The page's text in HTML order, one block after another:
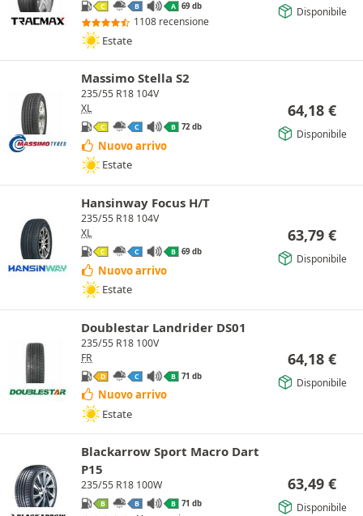
C B A 69 db
1108 recensione
Estate
Disponibile
Massimo Stella S2
235/55 R18 104V
XL
C C B 72 db
Nuovo arrivo
Estate
64,18 €
Disponibile
Hansinway Focus H/T
235/55 R18 104V
XL
C C B 69 db
Nuovo arrivo
Estate
63,79 €
Disponibile
Doublestar Landrider DS01
235/55 R18 100V
FR
D C B 71 db
Nuovo arrivo
Estate
64,18 €
Disponibile
Blackarrow Sport Macro Dart
P15
235/55 R18 100W
B B B 71 db
63,49 €
Disponibile